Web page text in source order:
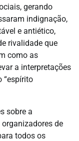
gerando
indignação,
e antiético,
rivalidade que
como as
a interpretações
“espírito
sobre a
de
todos os